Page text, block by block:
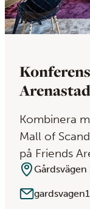
Kombinera
Mall of
på Friends
Gårdsvägen